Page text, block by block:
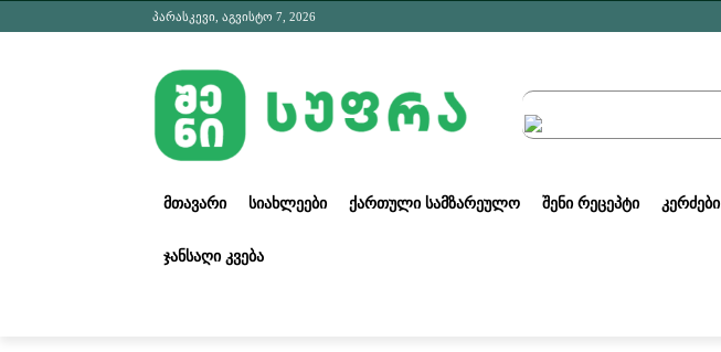
პარასკევი, აგვისტო 7, 2026
ᲛᲗᲐᲕᲐᲠᲘ ᲡᲘᲐᲮᲚᲔᲔᲑᲘ ᲥᲐᲠᲗᲣᲚᲘ ᲡᲐᲛᲖᲐᲠᲔᲣᲚᲝ ᲨᲔᲜᲘ ᲠᲔᲪᲔᲞᲢᲘ ᲙᲔᲠᲫᲔᲑᲘ
ᲯᲐᲜᲡᲐᲦᲘ ᲙᲕᲔᲑᲐ